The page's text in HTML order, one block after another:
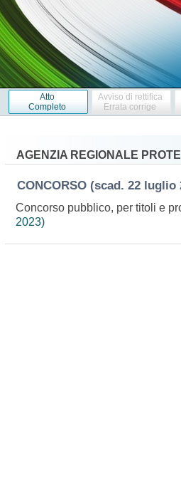
Atto
Completo
Avviso di rettifica
Errata corrige
AGENZIA REGIONALE
CONCORSO (scad. 22 luglio
Concorso pubblico, per titoli e
2023)